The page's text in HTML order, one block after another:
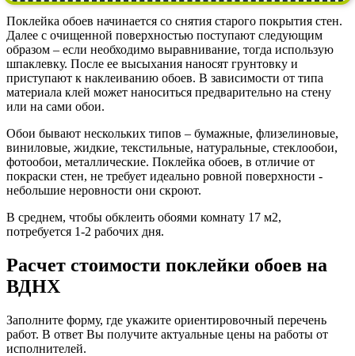
Поклейка обоев начинается со снятия старого покрытия стен.
Далее с очищенной поверхностью поступают следующим
образом – если необходимо выравнивание, тогда использую
шпаклевку. После ее высыхания наносят грунтовку и
приступают к наклеиванию обоев. В зависимости от типа
материала клей может наноситься предварительно на стену
или на сами обои.
Обои бывают нескольких типов – бумажные, флизелиновые,
виниловые, жидкие, текстильные, натуральные, стеклообои,
фотообои, металлические. Поклейка обоев, в отличие от
покраски стен, не требует идеально ровной поверхности -
небольшие неровности они скроют.
В среднем, чтобы обклеить обоями комнату 17 м2,
потребуется 1-2 рабочих дня.
Расчет стоимости поклейки обоев на
ВДНХ
Заполните форму, где укажите ориентировочный перечень
работ. В ответ Вы получите актуальные цены на работы от
исполнителей.